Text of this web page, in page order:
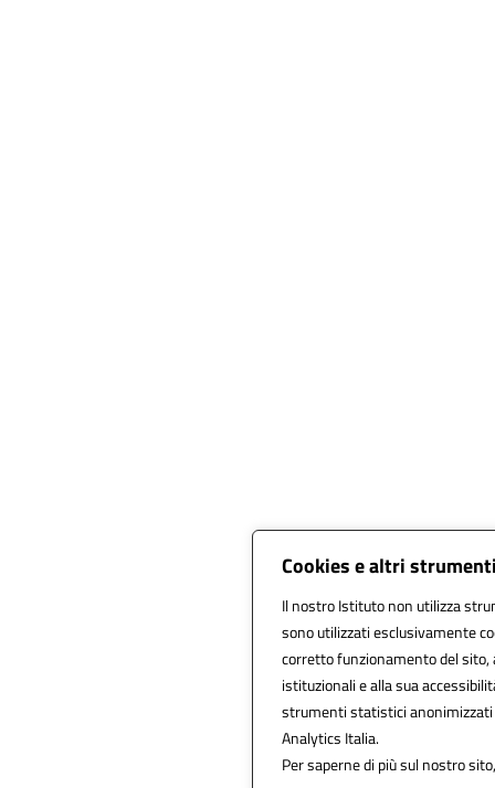
Cookies e altri
Il nostro Istituto non utilizza
sono utilizzati esclusivamente
corretto funzionamento del sito,
istituzionali e alla sua
strumenti statistici anonimizzati
Analytics Italia.
Per saperne di più sul nostro